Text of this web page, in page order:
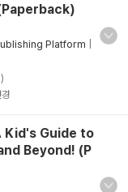
Platform
경
Kid's Guide to
Beyond! (P